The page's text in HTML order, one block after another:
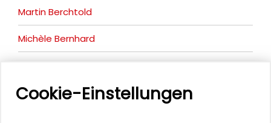
Martin Berchtold
Michèle Bernhard
Birte Frommer
Alexander Gemeinhardt
Cookie-Einstellungen